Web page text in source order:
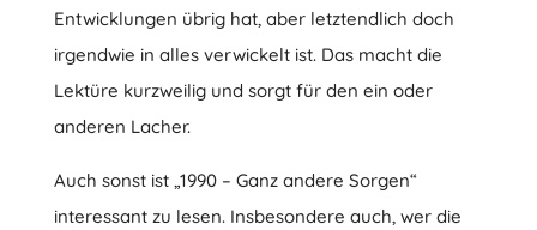
Entwicklungen übrig hat, aber letztendlich doch
irgendwie in alles verwickelt ist. Das macht die
Lektüre kurzweilig und sorgt für den ein oder
anderen Lacher.
Auch sonst ist „1990 – Ganz andere Sorgen“
interessant zu lesen. Insbesondere auch, wer die